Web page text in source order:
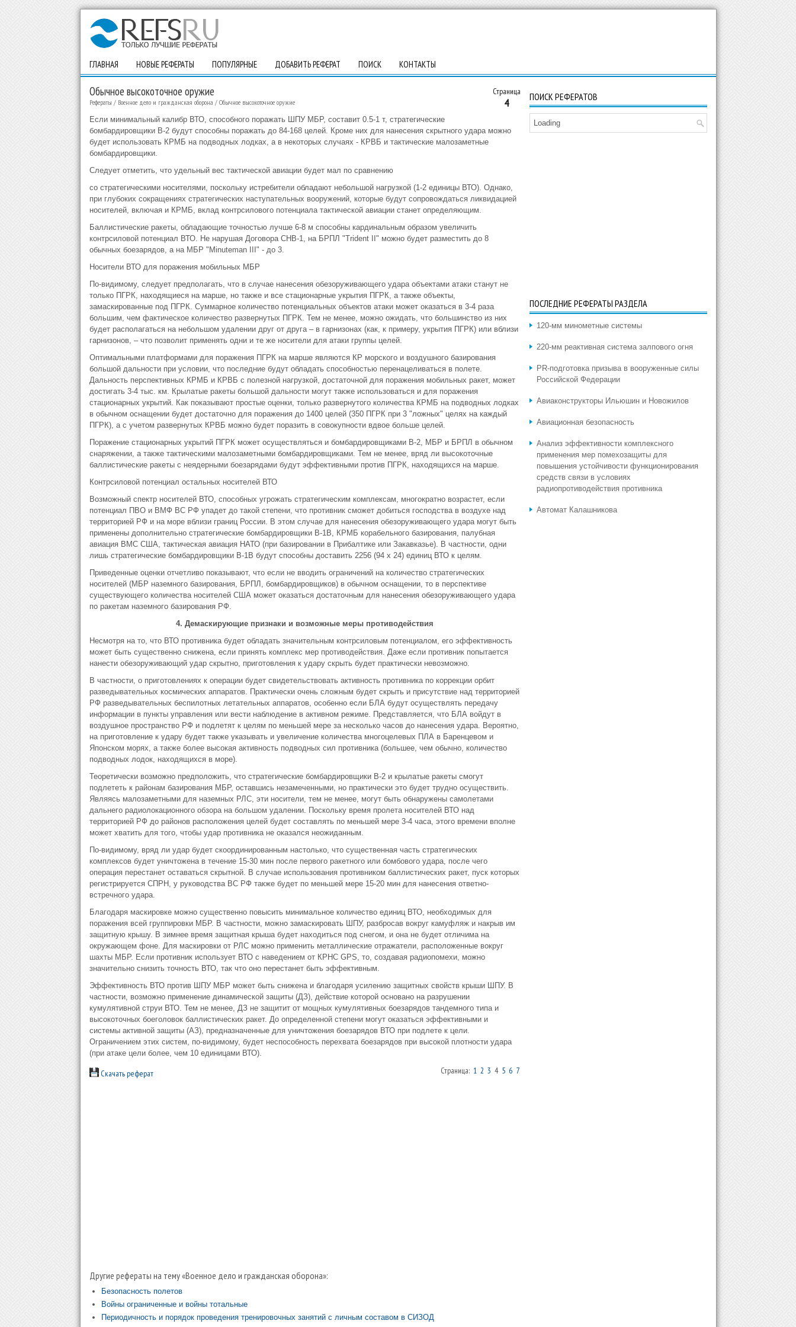
ГЛАВНАЯ НОВЫЕ РЕФЕРАТЫ ПОПУЛЯРНЫЕ ДОБАВИТЬ РЕФЕРАТ ПОИСК КОНТАКТЫ
Страница
4
Обычное высокоточное оружие
Рефераты / Военное дело и гражданская оборона / Обычное высокоточное оружие
Если минимальный калибр ВТО, способного поражать ШПУ МБР, составит 0.5-1 т, стратегические
бомбардировщики B-2 будут способны поражать до 84-168 целей. Кроме них для нанесения скрытного удара можно
будет использовать КРМБ на подводных лодках, а в некоторых случаях - КРВБ и тактические малозаметные
бомбардировщики.
Следует отметить, что удельный вес тактической авиации будет мал по сравнению
со стратегическими носителями, поскольку истребители обладают небольшой нагрузкой (1-2 единицы ВТО). Однако,
при глубоких сокращениях стратегических наступательных вооружений, которые будут сопровождаться ликвидацией
носителей, включая и КРМБ, вклад контрсилового потенциала тактической авиации станет определяющим.
Баллистические ракеты, обладающие точностью лучше 6-8 м способны кардинальным образом увеличить
контрсиловой потенциал ВТО. Не нарушая Договора СНВ-1, на БРПЛ "Trident II" можно будет разместить до 8
обычных боезарядов, а на МБР "Minuteman III" - до 3.
Носители ВТО для поражения мобильных МБР
По-видимому, следует предполагать, что в случае нанесения обезоруживающего удара объектами атаки станут не
только ПГРК, находящиеся на марше, но также и все стационарные укрытия ПГРК, а также объекты,
замаскированные под ПГРК. Суммарное количество потенциальных объектов атаки может оказаться в 3-4 раза
большим, чем фактическое количество развернутых ПГРК. Тем не менее, можно ожидать, что большинство из них
будет располагаться на небольшом удалении друг от друга – в гарнизонах (как, к примеру, укрытия ПГРК) или вблизи
гарнизонов, – что позволит применять одни и те же носители для атаки группы целей.
Оптимальными платформами для поражения ПГРК на марше являются КР морского и воздушного базирования
большой дальности при условии, что последние будут обладать способностью перенацеливаться в полете.
Дальность перспективных КРМБ и КРВБ с полезной нагрузкой, достаточной для поражения мобильных ракет, может
достигать 3-4 тыс. км. Крылатые ракеты большой дальности могут также использоваться и для поражения
стационарных укрытий. Как показывают простые оценки, только развернутого количества КРМБ на подводных лодках
в обычном оснащении будет достаточно для поражения до 1400 целей (350 ПГРК при 3 "ложных" целях на каждый
ПГРК), а с учетом развернутых КРВБ можно будет поразить в совокупности вдвое больше целей.
Поражение стационарных укрытий ПГРК может осуществляться и бомбардировщиками B-2, МБР и БРПЛ в обычном
снаряжении, а также тактическими малозаметными бомбардировщиками. Тем не менее, вряд ли высокоточные
баллистические ракеты с неядерными боезарядами будут эффективными против ПГРК, находящихся на марше.
Контрсиловой потенциал остальных носителей ВТО
Возможный спектр носителей ВТО, способных угрожать стратегическим комплексам, многократно возрастет, если
потенциал ПВО и ВМФ ВС РФ упадет до такой степени, что противник сможет добиться господства в воздухе над
территорией РФ и на море вблизи границ России. В этом случае для нанесения обезоруживающего удара могут быть
применены дополнительно стратегические бомбардировщики B-1B, КРМБ корабельного базирования, палубная
авиация ВМС США, тактическая авиация НАТО (при базировании в Прибалтике или Закавказье). В частности, одни
лишь стратегические бомбардировщики B-1B будут способны доставить 2256 (94 x 24) единиц ВТО к целям.
Приведенные оценки отчетливо показывают, что если не вводить ограничений на количество стратегических
носителей (МБР наземного базирования, БРПЛ, бомбардировщиков) в обычном оснащении, то в перспективе
существующего количества носителей США может оказаться достаточным для нанесения обезоруживающего удара
по ракетам наземного базирования РФ.
4. Демаскирующие признаки и возможные меры противодействия
Несмотря на то, что ВТО противника будет обладать значительным контрсиловым потенциалом, его эффективность
может быть существенно снижена, если принять комплекс мер противодействия. Даже если противник попытается
нанести обезоруживающий удар скрытно, приготовления к удару скрыть будет практически невозможно.
В частности, о приготовлениях к операции будет свидетельствовать активность противника по коррекции орбит
разведывательных космических аппаратов. Практически очень сложным будет скрыть и присутствие над территорией
РФ разведывательных беспилотных летательных аппаратов, особенно если БЛА будут осуществлять передачу
информации в пункты управления или вести наблюдение в активном режиме. Представляется, что БЛА войдут в
воздушное пространство РФ и подлетят к целям по меньшей мере за несколько часов до нанесения удара. Вероятно,
на приготовление к удару будет также указывать и увеличение количества многоцелевых ПЛА в Баренцевом и
Японском морях, а также более высокая активность подводных сил противника (большее, чем обычно, количество
подводных лодок, находящихся в море).
Теоретически возможно предположить, что стратегические бомбардировщики B-2 и крылатые ракеты смогут
подлететь к районам базирования МБР, оставшись незамеченными, но практически это будет трудно осуществить.
Являясь малозаметными для наземных РЛС, эти носители, тем не менее, могут быть обнаружены самолетами
дальнего радиолокационного обзора на большом удалении. Поскольку время пролета носителей ВТО над
территорией РФ до районов расположения целей будет составлять по меньшей мере 3-4 часа, этого времени вполне
может хватить для того, чтобы удар противника не оказался неожиданным.
По-видимому, вряд ли удар будет скоординированным настолько, что существенная часть стратегических
комплексов будет уничтожена в течение 15-30 мин после первого ракетного или бомбового удара, после чего
операция перестанет оставаться скрытной. В случае использования противником баллистических ракет, пуск которых
регистрируется СПРН, у руководства ВС РФ также будет по меньшей мере 15-20 мин для нанесения ответно-
встречного удара.
Благодаря маскировке можно существенно повысить минимальное количество единиц ВТО, необходимых для
поражения всей группировки МБР. В частности, можно замаскировать ШПУ, разбросав вокруг камуфляж и накрыв им
защитную крышу. В зимнее время защитная крыша будет находиться под снегом, и она не будет отличима на
окружающем фоне. Для маскировки от РЛС можно применить металлические отражатели, расположенные вокруг
шахты МБР. Если противник использует ВТО с наведением от КРНС GPS, то, создавая радиопомехи, можно
значительно снизить точность ВТО, так что оно перестанет быть эффективным.
Эффективность ВТО против ШПУ МБР может быть снижена и благодаря усилению защитных свойств крыши ШПУ. В
частности, возможно применение динамической защиты (ДЗ), действие которой основано на разрушении
кумулятивной струи ВТО. Тем не менее, ДЗ не защитит от мощных кумулятивных боезарядов тандемного типа и
высокоточных боеголовок баллистических ракет. До определенной степени могут оказаться эффективными и
системы активной защиты (АЗ), предназначенные для уничтожения боезарядов ВТО при подлете к цели.
Ограничением этих систем, по-видимому, будет неспособность перехвата боезарядов при высокой плотности удара
(при атаке цели более, чем 10 единицами ВТО).
Скачать реферат Страница: 1 2 3 4 5 6 7
Другие рефераты на тему «Военное дело и гражданская оборона»:
Безопасность полетов
Войны ограниченные и войны тотальные
Периодичность и порядок проведения тренировочных занятий с личным составом в СИЗОД
ПОИСК РЕФЕРАТОВ
Loading
ПОСЛЕДНИЕ РЕФЕРАТЫ РАЗДЕЛА
120-мм минометные системы
220-мм реактивная система залпового огня
PR-подготовка призыва в вооруженные силы
Российской Федерации
Авиаконструкторы Ильюшин и Новожилов
Авиационная безопасность
Анализ эффективности комплексного
применения мер помехозащиты для
повышения устойчивости функционирования
средств связи в условиях
радиопротиводействия противника
Автомат Калашникова